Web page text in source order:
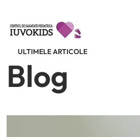
ULTIMELE ARTICOLE
Blog